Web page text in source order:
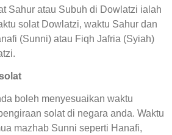
Sahur atau Subuh di Dowlatzi ialah
solat Dowlatzi, waktu Sahur dan
(Sunni) atau Fiqh Jafria (Syiah)
boleh menyesuaikan waktu
solat di negara anda. Waktu
mazhab Sunni seperti Hanafi,